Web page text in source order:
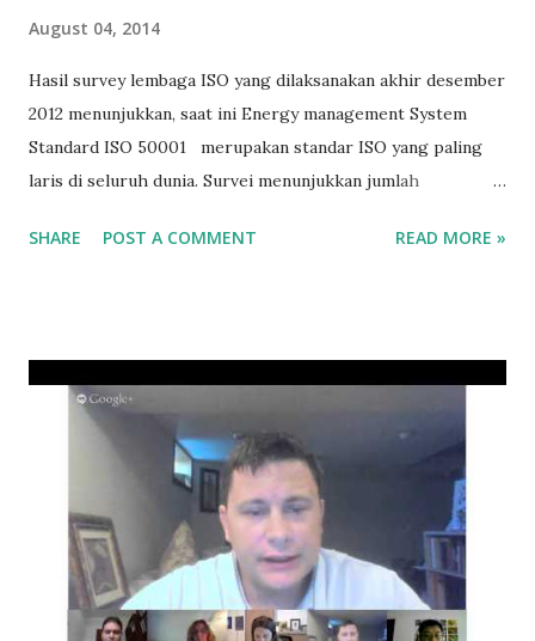
August 04, 2014
Hasil survey lembaga ISO yang dilaksanakan akhir desember
2012 menunjukkan, saat ini Energy management System
Standard ISO 50001 merupakan standar ISO yang paling
laris di seluruh dunia. Survei menunjukkan jumlah
332 %. Kini ISO 50001 telah diadopsi di 60 negara. Negara
50001 Manajemen Energi Tanya Jawab Manajemen Energi
ISO 50001
SHARE POST A COMMENT READ MORE »